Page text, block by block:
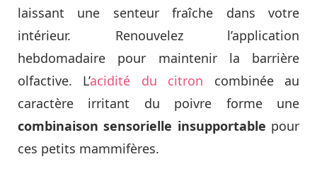
laissant une senteur fraîche dans votre
intérieur. Renouvelez l’application
hebdomadaire pour maintenir la barrière
olfactive. L’acidité du citron combinée au
caractère irritant du poivre forme une
combinaison sensorielle insupportable pour
ces petits mammifères.